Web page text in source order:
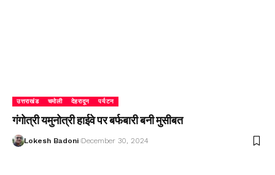
उत्तराखंड चमोली देहरादून पर्यटन
गंगोत्री यमुनोत्री हाईवे पर बर्फबारी बनी मुसीबत
Lokesh Badoni December 30, 2024